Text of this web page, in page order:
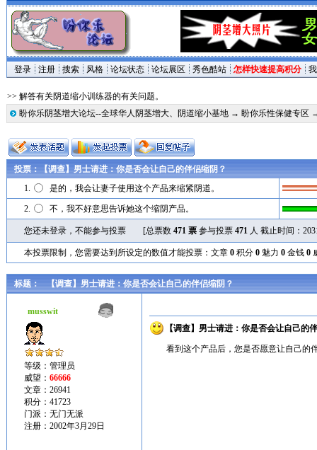
登录 注册 搜索 风格 论坛状态 论坛展区 秀色酷站 怎样快速提高积分
>> 解答有关阴道缩小训练器的有关问题。
盼你乐阴茎增大论坛--全球华人阴茎增大、阴道缩小基地→ 盼你乐性保健专区
投票：【调查】男士请进：你是否会让自己的伴侣缩阴？
1.
是的，我会让妻子使用这个产品来缩紧阴道。
2. 不，我不好意思告诉她这个缩阴产品。
您还未登录，不能参与投票 [总票数 471 票参与投票 471人 截止时间：
本投票限制，您需要达到所设定的数值才能投票：文章 0积分 0魅力 0金钱 0
标题： 【调查】男士请进：你是否会让自己的伴侣缩阴？
musswit
等级：管理员
威望： 66666
文章：26941
积分：41723
门派：无门无派
注册：2002年3月29日
【调查】男士请进：你是否会让自己的
看到这个产品后，您是否愿意让自己的